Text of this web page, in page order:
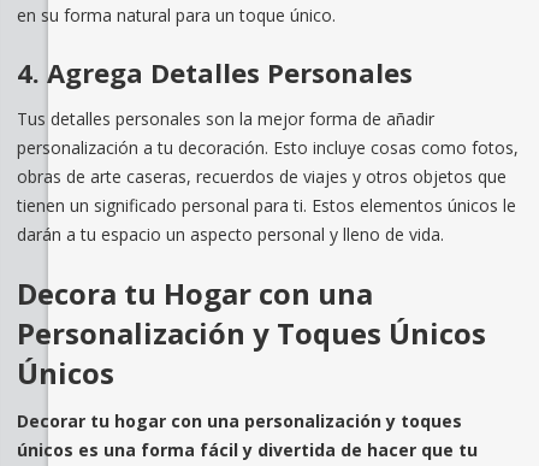
en su forma natural para un toque único.
4. Agrega Detalles Personales
Tus detalles personales son la mejor forma de añadir
personalización a tu decoración. Esto incluye cosas como fotos,
obras de arte caseras, recuerdos de viajes y otros objetos que
tienen un significado personal para ti. Estos elementos únicos le
darán a tu espacio un aspecto personal y lleno de vida.
Decora tu Hogar con una
Personalización y Toques Únicos
Únicos
Decorar tu hogar con una personalización y toques
únicos es una forma fácil y divertida de hacer que tu